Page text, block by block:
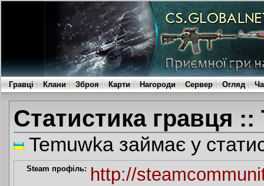
Гравці Клани Зброя Карти Нагороди Сервер Огляд
Статистика гравця ::
Temuwka займає у
Steam профіль: http://